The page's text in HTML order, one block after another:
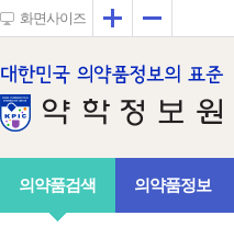
화면사이즈 확대
의약품검색 의약품정보